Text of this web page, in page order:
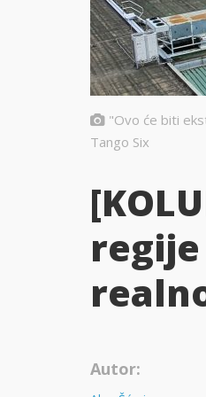
"Ovo će biti
Tango Six
Autor: